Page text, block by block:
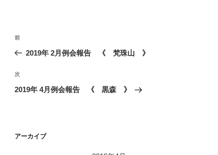
投
ビ
ゲ
ン
前
の
稿
前
2019年 2月例会報告 《 梵珠山 》
次
の
次
2019年 4月例会報告 《 黒森 》
アーカイブ